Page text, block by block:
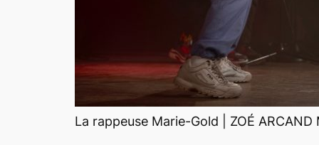
La rappeuse Marie-Gold | ZOÉ ARCAND